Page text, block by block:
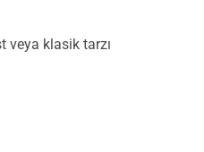
veya klasik tarzı